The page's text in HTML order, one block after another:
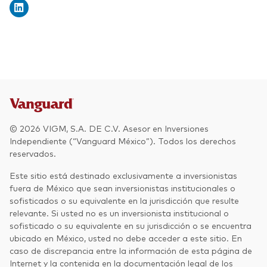
© 2026 VIGM, S.A. DE C.V. Asesor en Inversiones
Independiente (“Vanguard México”). Todos los derechos
reservados.
Este sitio está destinado exclusivamente a inversionistas
fuera de México que sean inversionistas institucionales o
sofisticados o su equivalente en la jurisdicción que resulte
relevante. Si usted no es un inversionista institucional o
sofisticado o su equivalente en su jurisdicción o se encuentra
ubicado en México, usted no debe acceder a este sitio. En
caso de discrepancia entre la información de esta página de
Internet y la contenida en la documentación legal de los